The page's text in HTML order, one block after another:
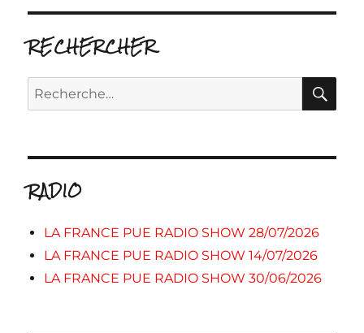
RECHERCHER
Recherche
pour :
RADIO
LA FRANCE PUE RADIO SHOW 28/07/2026
LA FRANCE PUE RADIO SHOW 14/07/2026
LA FRANCE PUE RADIO SHOW 30/06/2026